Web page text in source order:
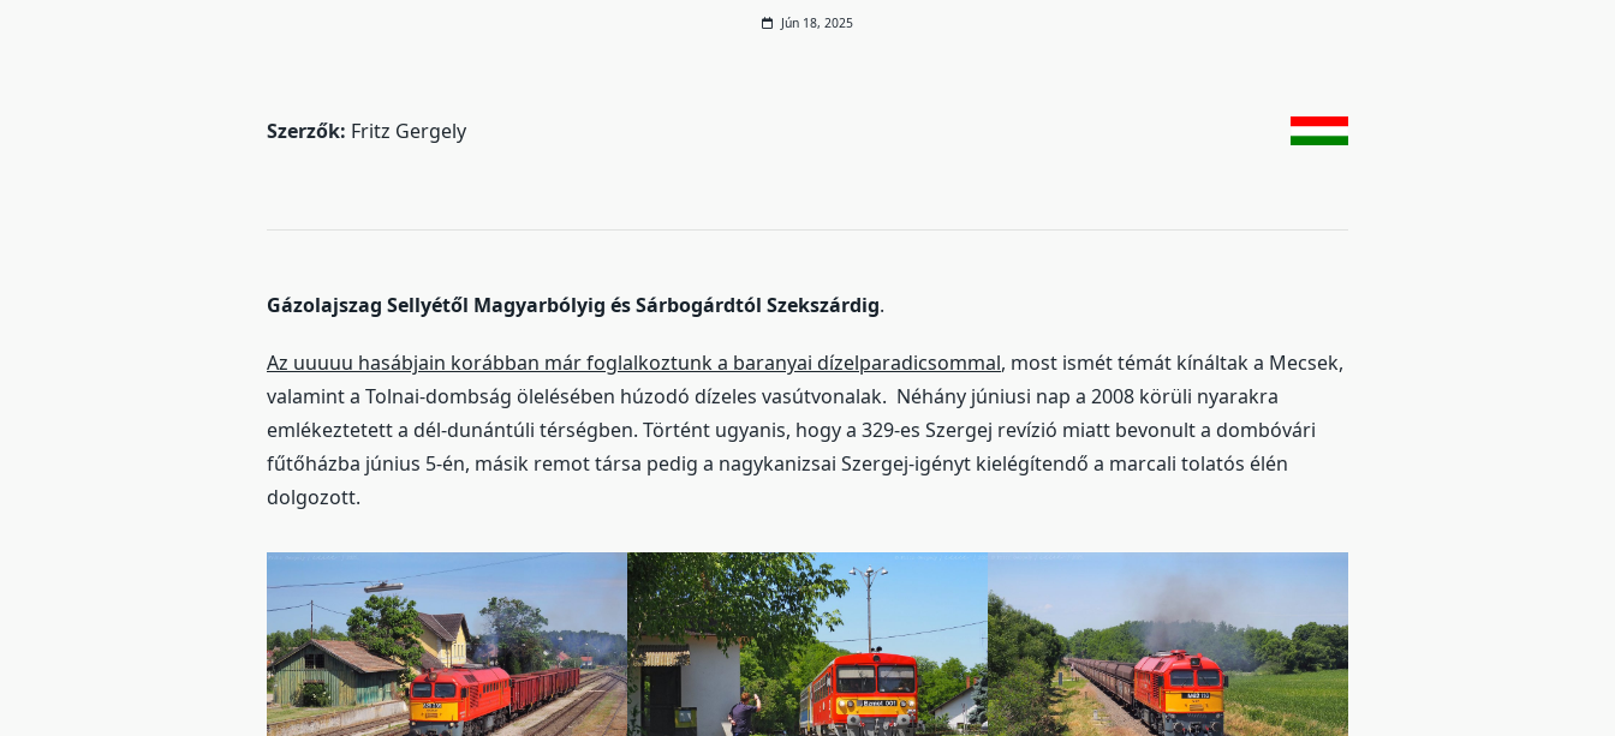
Jún 18, 2025
Szerzők: Fritz Gergely
Gázolajszag Sellyétől Magyarbólyig és Sárbogárdtól Szekszárdig.
Az uuuuu hasábjain korábban már foglalkoztunk a baranyai dízelparadicsommal, most ismét témát kínáltak a Mecsek,
valamint a Tolnai-dombság ölelésében húzodó dízeles vasútvonalak. Néhány júniusi nap a 2008 körüli nyarakra
emlékeztetett a dél-dunántúli térségben. Történt ugyanis, hogy a 329-es Szergej revízió miatt bevonult a dombóvári
fűtőházba június 5-én, másik remot társa pedig a nagykanizsai Szergej-igényt kielégítendő a marcali tolatós élén
dolgozott.